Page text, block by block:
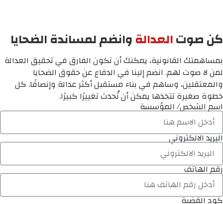
كن صوتالعدالةوانضم لمساندة الضحايا
بمساهمتك القانونية، يمكنك أن تكون الفارق في تحقيق العدالة
لمن لا صوت لهم. انضم إلينا في الدفاع عن حقوق الضحايا
والمعتقلين، وساهم في بناء مستقبل أكثر عدالة وإنصافًا. كل
خطوة صغيرة تتخذها يمكن أن تُحدث تغييرًا كبيرًا.
اسم الشخص/ المؤسسة
البريد الالكتروني
رقم الهاتف
كود القضية